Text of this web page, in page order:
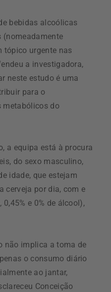
bebidas alcoólicas
tópico urgente nas
a investigadora,
neste estudo é uma
para o
metabólicos do
a equipa está à procura
do sexo masculino,
idade, que estejam
cerveja por dia, com e
e 0% de álcool),
não implica a toma de
o consumo diário
ao jantar,
Conceição